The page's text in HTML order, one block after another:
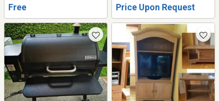
Free Price Upon Request